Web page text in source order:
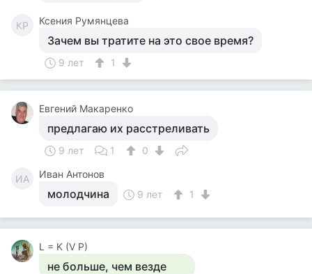
КР Ксения Румянцева
Зачем вы тратите на это свое время?
9 лет 1
Евгений Макаренко
предлагаю их расстреливать
9 лет 1 0
ИА Иван Антонов
молодчина 9 лет 1
L = K (V P)
не больше, чем везде